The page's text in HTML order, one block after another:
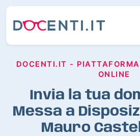
DOCENTI.IT -
ONLINE
Invia la tua
Messa a
Mauro